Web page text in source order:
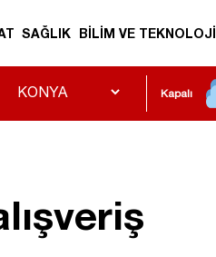
SAĞLIK BİLİM VE TEKNOLOJİ
Kapalı